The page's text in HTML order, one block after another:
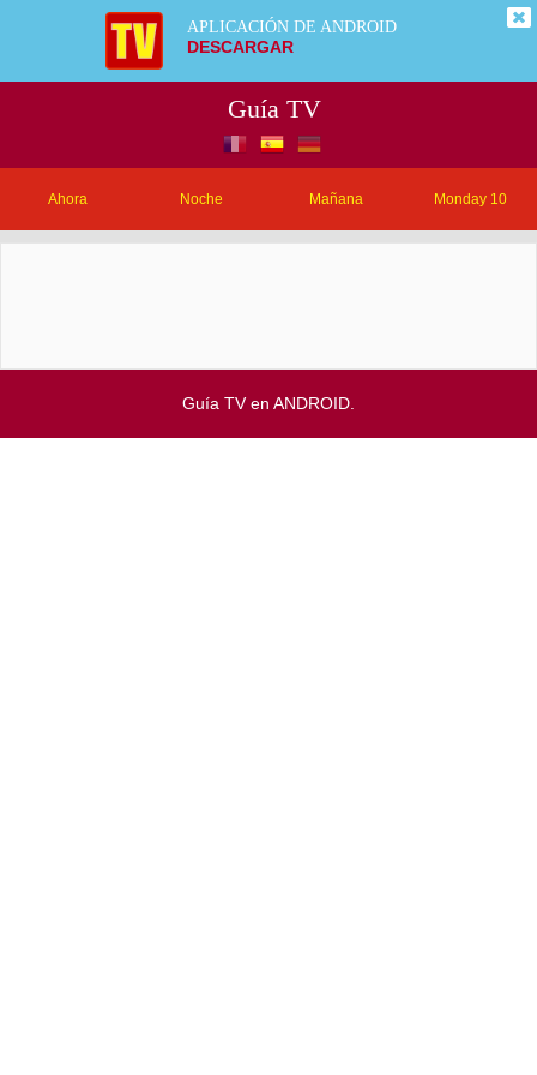
APLICACIÓN DE ANDROID
DESCARGAR
Guía TV
Ahora Noche Mañana Monday 10
Guía TV en ANDROID.